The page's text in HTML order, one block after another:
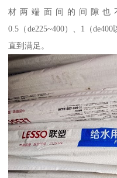
材两端面间的间隙也
0.5（de225~400）、1（
直到满足。